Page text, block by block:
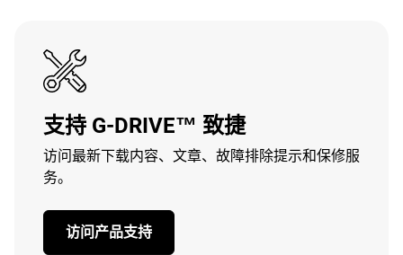
支持 G-DRIVE™ 致捷
访问最新下载内容、文章、故障排除提示和保修服
务。
访问产品支持